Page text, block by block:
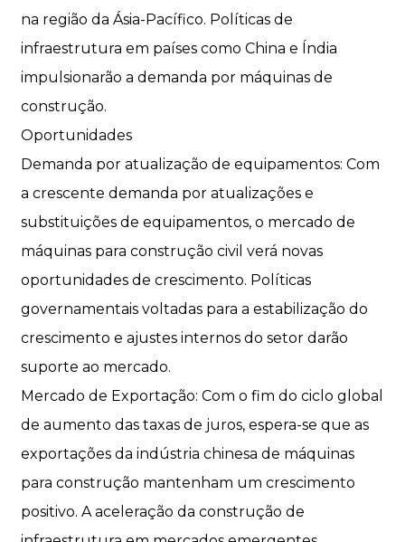
na região da Ásia-Pacífico. Políticas de
infraestrutura em países como China e Índia
impulsionarão a demanda por máquinas de
construção.
Oportunidades
Demanda por atualização de equipamentos: Com
a crescente demanda por atualizações e
substituições de equipamentos, o mercado de
máquinas para construção civil verá novas
oportunidades de crescimento. Políticas
governamentais voltadas para a estabilização do
crescimento e ajustes internos do setor darão
suporte ao mercado.
Mercado de Exportação: Com o fim do ciclo global
de aumento das taxas de juros, espera-se que as
exportações da indústria chinesa de máquinas
para construção mantenham um crescimento
positivo. A aceleração da construção de